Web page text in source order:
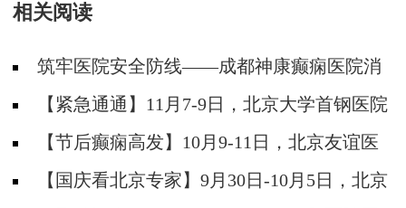
相关阅读
筑牢医院安全防线——成都神康癫痫医院消
防安全培训纪实
【紧急通通】11月7-9日，北京大学首钢医院
神经内科胡颖教授亲临成都会诊，破解癫痫疑难
【节后癫痫高发】10月9-11日，北京友谊医
院陈葵博士免费会诊+治疗援助，破解癫痫难
【国庆看北京专家】9月30日-10月5日，北京